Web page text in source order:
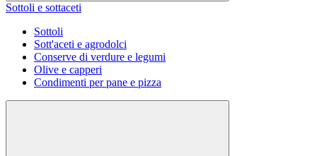
Sottoli e sottaceti
Sottoli
Sott'aceti e agrodolci
Conserve di verdure e legumi
Olive e capperi
Condimenti per pane e pizza